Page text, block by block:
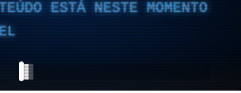
ESTÁ NESTE MOMENTO